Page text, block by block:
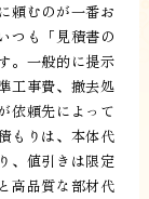
頼むのが一番お
つも「見積書の
。一般的に提示
工事費、撤去処
依頼先によって
もりは、本体代
、値引きは限定
高品質な部材代